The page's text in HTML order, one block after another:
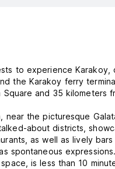
to experience
the Karakoy ferry
and 35 kilometers
the picturesque
about districts,
as well as lively
spontaneous
is less than 10